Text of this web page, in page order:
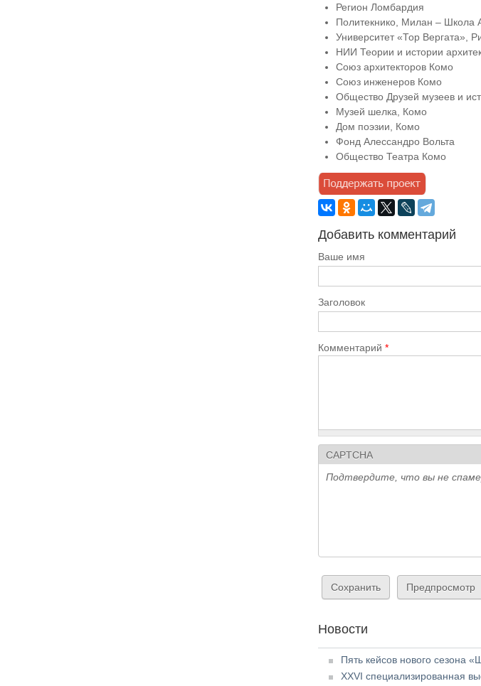
Регион Ломбардия
Политекнико, Милан – Школа
Университет «Тор Вергата»,
НИИ Теории и истории
Союз архитекторов Комо
Союз инженеров Комо
Общество Друзей музеев и
Музей шелка, Комо
Дом поэзии, Комо
Фонд Алессандро Вольта
Общество Театра Комо
Добавить комментарий
Ваше имя
Заголовок
Комментарий*
CAPTCHA
Подтвердите, что вы не
Новости
Пять кейсов нового сезона
XXVI специализированная